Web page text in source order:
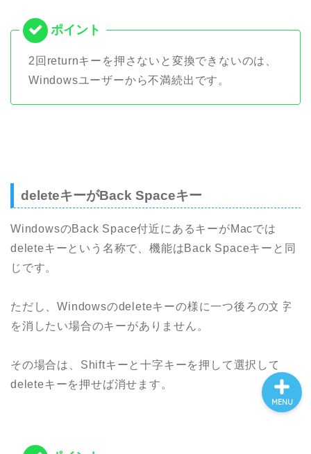
2回returnキーを押さないと変換できないのは、
Windowsユーザーから不満続出です。
deleteキーがBack Spaceキー
WindowsのBack Space付近にあるキーがMacでは
deleteキーという名称で、機能はBack Spaceキーと同
じです。
ただし、Windowsのdeleteキーの様に一つ後ろの文字
を消したい場合のキーがありません。
その場合は、Shiftキーと十字キーを押して選択して
deleteキーを押せば消せます。
MENU
プロフィール
転職